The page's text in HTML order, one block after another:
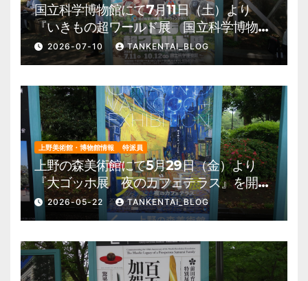
国立科学博物館にて7月11日（土）より
『いきもの超ワールド展 国立科学博物館
×ダーウィンが来た！』を開催。 上野公
園 美術館・博物館 混雑情報他
2026-07-10 TANKENTAI_BLOG
上野美術館・博物館情報 特派員
上野の森美術館にて5月29日（金）より
『大ゴッホ展 夜のカフェテラス』を開
催。 上野公園 美術館・博物館 混雑情
報他
2026-05-22 TANKENTAI_BLOG